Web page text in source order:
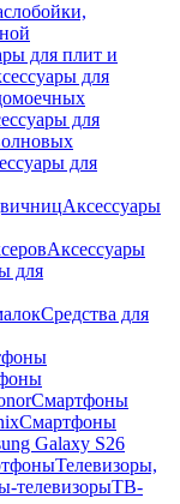
для плит и
для
для
для
Аксессуары
Аксессуары
для
Средства для
Смартфоны
Смартфоны
Galaxy S26
Телевизоры,
телевизорыТВ-